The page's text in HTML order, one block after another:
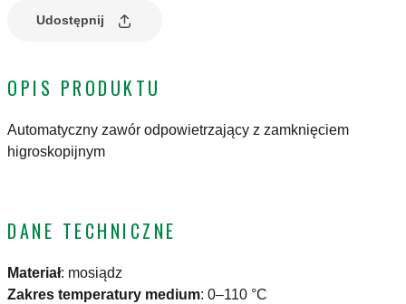
Udostępnij
OPIS PRODUKTU
Automatyczny zawór odpowietrzający z zamknięciem
higroskopijnym
DANE TECHNICZNE
Materiał: mosiądz
Zakres temperatury medium: 0–110 °C